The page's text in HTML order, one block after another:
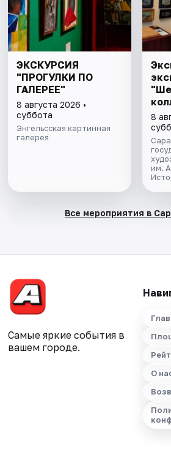
ЭКСКУРСИЯ
"ПРОГУЛКИ ПО
ГАЛЕРЕЕ"
8 августа 2026 •
суббота
Энгельсская картинная
галерея
8
им.
Все мероприятия в
Самые яркие события в
вашем городе.
О